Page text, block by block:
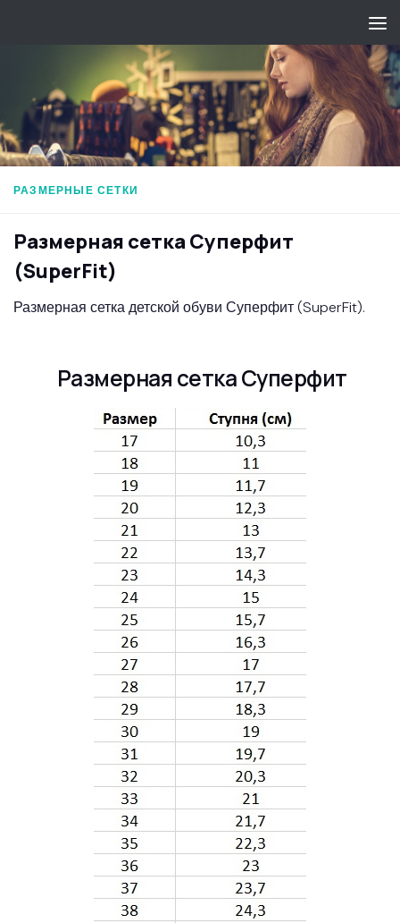
РАЗМЕРНЫЕ СЕТКИ
Размерная сетка Суперфит
(SuperFit)
Размерная сетка детской обуви Суперфит (SuperFit).
Размерная сетка Суперфит